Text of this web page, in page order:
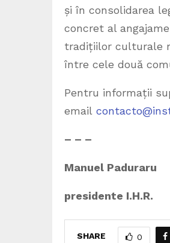
și în consolidarea
concret al
tradițiilor culturale
între cele două
Pentru informații
email
– – –
Manuel Paduraru
presidente I.H.R.
SHARE 0